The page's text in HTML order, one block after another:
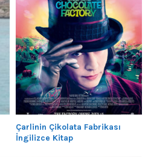
Çarlinin Çikolata Fabrikası
İngilizce Kitap